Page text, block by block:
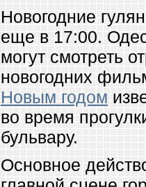
Новогодние
еще в 17:00.
могут смотреть
новогодних
Новым годом
во время
бульвару.
Основное